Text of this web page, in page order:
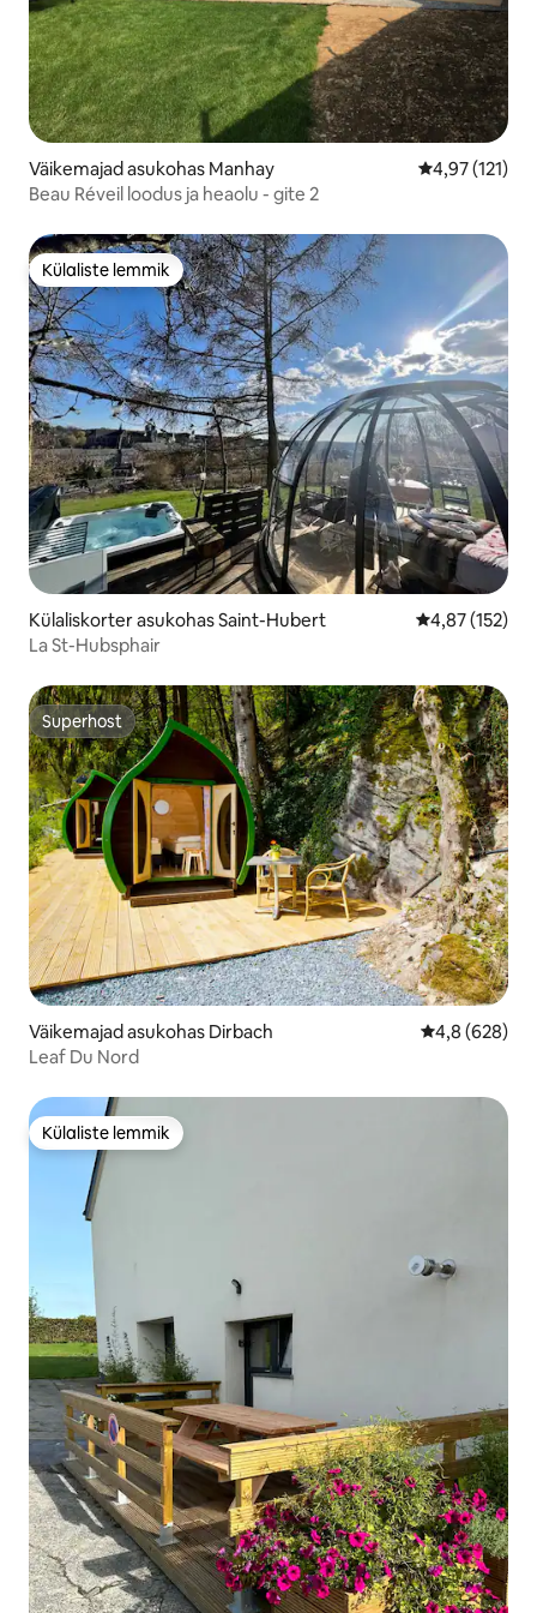
Väikemajad asukohas Manhay Keskmine
4,97 (121)
Beau Réveil loodus ja heaolu - gite 2
Külaliste lemmik
Külaliste lemmik
Külaliskorter asukohas Saint-Hubert Keskmine
4,87 (152)
La St-Hubsphair
Superhost
Superhost
Väikemajad asukohas Dirbach Keskmine
4,8 (628)
Leaf Du Nord
Külaliste lemmik
Külaliste lemmik